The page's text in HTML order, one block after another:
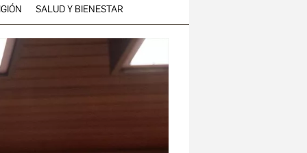
SALUD Y BIENESTAR